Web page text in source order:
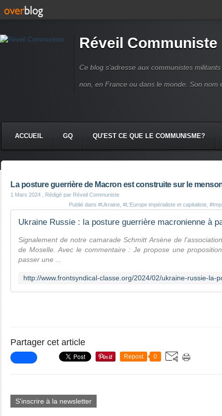
Réveil Communiste
Ce blog s'adresse aux communistes
non, en France ou dans le monde. Son nom
ACCUEIL GQ QU'EST CE QUE LE COMMUNISME?
La posture guerrière de Macron est construite sur le
1 Mars 2024 , Rédigé par Réveil Communiste
Publié dans #Ukraine #L'Europe impérialiste et capitaliste
Signalement de notre camarade Schmitt Arsène de
de Moselle. Avec le commentaire : Je propose une
passer une ...
Partager cet article
Repost 0
S'inscrire à la newsletter